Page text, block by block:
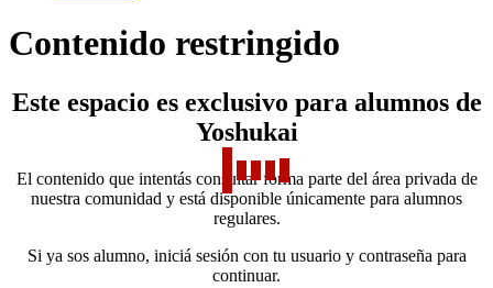
Contenido restringido
Este espacio es exclusivo para alumnos de
Yoshukai
El contenido que intentás consultar forma parte del área privada de
nuestra comunidad y está disponible únicamente para alumnos
regulares.
Si ya sos alumno, iniciá sesión con tu usuario y contraseña para
continuar.